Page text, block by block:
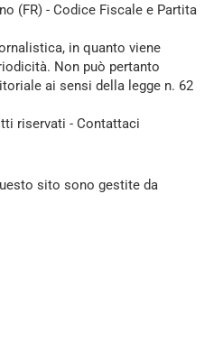
(FR) - Codice Fiscale e Partita
in quanto viene
Non può pertanto
ai sensi della legge n. 62
riservati - Contattaci
sito sono gestite da